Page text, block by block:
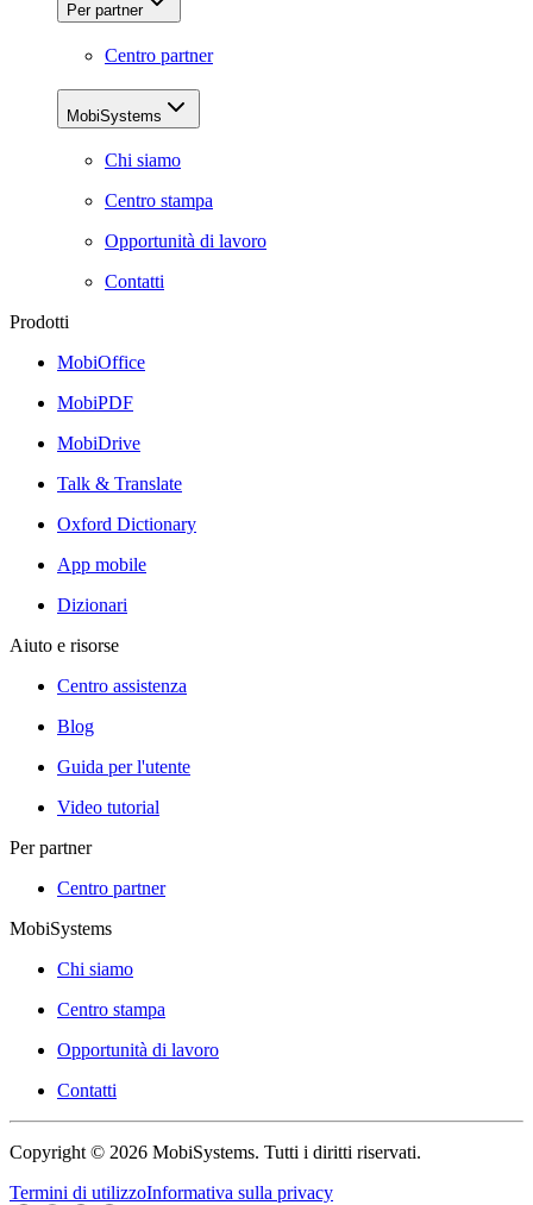
Per partner
Centro partner
MobiSystems
Chi siamo
Centro stampa
Opportunità di lavoro
Contatti
Prodotti
MobiOffice
MobiPDF
MobiDrive
Talk & Translate
Oxford Dictionary
App mobile
Dizionari
Aiuto e risorse
Centro assistenza
Blog
Guida per l'utente
Video tutorial
Per partner
Centro partner
MobiSystems
Chi siamo
Centro stampa
Opportunità di lavoro
Contatti
Copyright © 2026 MobiSystems. Tutti i diritti riservati.
Termini di utilizzoInformativa sulla privacy